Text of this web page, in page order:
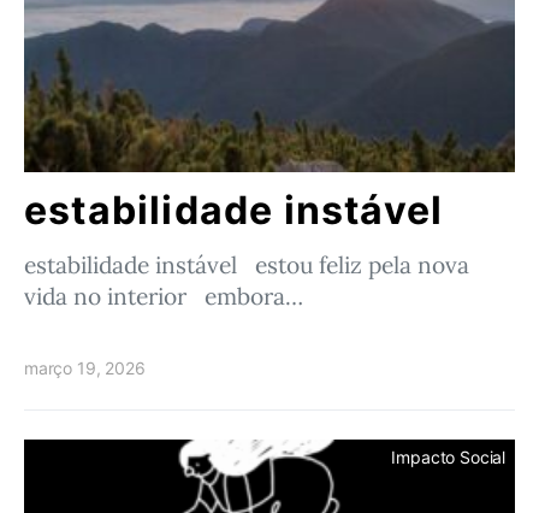
estabilidade instável
estabilidade instável estou feliz pela nova
vida no interior embora…
março 19, 2026
Impacto Social